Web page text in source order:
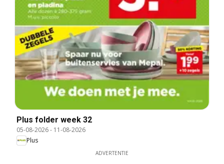
Plus folder week 32
05-08-2026- 11-08-2026
Plus
ADVERTENTIE